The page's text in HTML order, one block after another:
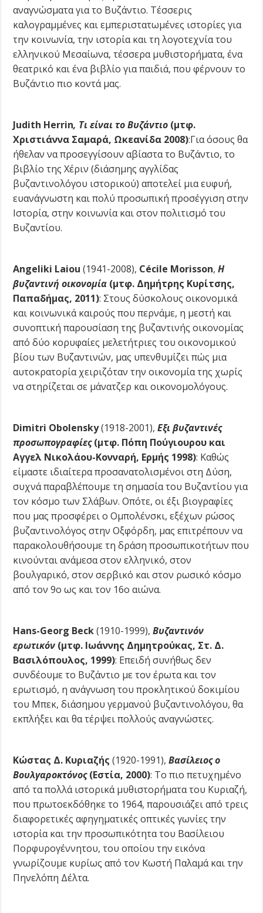
αναγνώσματα για το Βυζάντιο. Τέσσερις
καλογραμμένες και εμπεριστατωμένες ιστορίες για
την κοινωνία, την ιστορία και τη λογοτεχνία του
ελληνικού Μεσαίωνα, τέσσερα μυθιστορήματα, ένα
θεατρικό και ένα βιβλίο για παιδιά, που φέρνουν το
Βυζάντιο πιο κοντά μας.
Judith Herrin, Τι είναι το Βυζάντιο (μτφ.
Χριστιάννα Σαμαρά, Ωκεανίδα 2008):Για όσους θα
ήθελαν να προσεγγίσουν αβίαστα το Βυζάντιο, το
βιβλίο της Χέριν (διάσημης αγγλίδας
βυζαντινολόγου ιστορικού) αποτελεί μια ευφυή,
ευανάγνωστη και πολύ προσωπική προσέγγιση στην
Ιστορία, στην κοινωνία και στον πολιτισμό του
Βυζαντίου.
Angeliki Laiou (1941-2008), Cécile Morisson,Η
βυζαντινή οικονομία (μτφ. Δημήτρης Κυρίτσης,
Παπαδήμας, 2011): Στους δύσκολους οικονομικά
και κοινωνικά καιρούς που περνάμε, η μεστή και
συνοπτική παρουσίαση της βυζαντινής οικονομίας
από δύο κορυφαίες μελετήτριες του οικονομικού
βίου των Βυζαντινών, μας υπενθυμίζει πώς μια
αυτοκρατορία χειριζόταν την οικονομία της χωρίς
να στηρίζεται σε μάνατζερ και οικονομολόγους.
Dimitri Obolensky(1918-2001),Εξι βυζαντινές
προσωπογραφίες (μτφ. Πόπη Πούγιουρου και
Αγγελ Νικολάου-Κονναρή, Ερμής 1998): Καθώς
είμαστε ιδιαίτερα προσανατολισμένοι στη Δύση,
συχνά παραβλέπουμε τη σημασία του Βυζαντίου για
τον κόσμο των Σλάβων. Οπότε, οι έξι βιογραφίες
που μας προσφέρει ο Ομπολένσκι, εξέχων ρώσος
βυζαντινολόγος στην Οξφόρδη, μας επιτρέπουν να
παρακολουθήσουμε τη δράση προσωπικοτήτων που
κινούνται ανάμεσα στον ελληνικό, στον
βουλγαρικό, στον σερβικό και στον ρωσικό κόσμο
από τον 9ο ως και τον 16ο αιώνα.
Hans-Georg Beck(1910-1999),Βυζαντινόν
ερωτικόν (μτφ. Ιωάννης Δημητρούκας, Στ. Δ.
Βασιλόπουλος, 1999): Επειδή συνήθως δεν
συνδέουμε το Βυζάντιο με τον έρωτα και τον
ερωτισμό, η ανάγνωση του προκλητικού δοκιμίου
του Μπεκ, διάσημου γερμανού βυζαντινολόγου, θα
εκπλήξει και θα τέρψει πολλούς αναγνώστες.
Κώστας Δ. Κυριαζής (1920-1991),Βασίλειος ο
Βουλγαροκτόνος (Εστία, 2000): Το πιο πετυχημένο
από τα πολλά ιστορικά μυθιστορήματα του Κυριαζή,
που πρωτοεκδόθηκε το 1964, παρουσιάζει από τρεις
διαφορετικές αφηγηματικές οπτικές γωνίες την
ιστορία και την προσωπικότητα του Βασίλειου
Πορφυρογέννητου, του οποίου την εικόνα
γνωρίζουμε κυρίως από τον Κωστή Παλαμά και την
Πηνελόπη Δέλτα.